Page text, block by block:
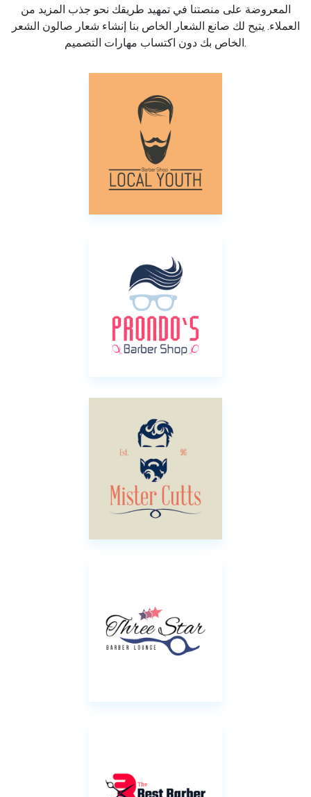
المعروضة على منصتنا في تمهيد طريقك نحو جذب المزيد من
العملاء. يتيح لك صانع الشعار الخاص بنا إنشاء شعار صالون الشعر
الخاص بك دون اكتساب مهارات التصميم.